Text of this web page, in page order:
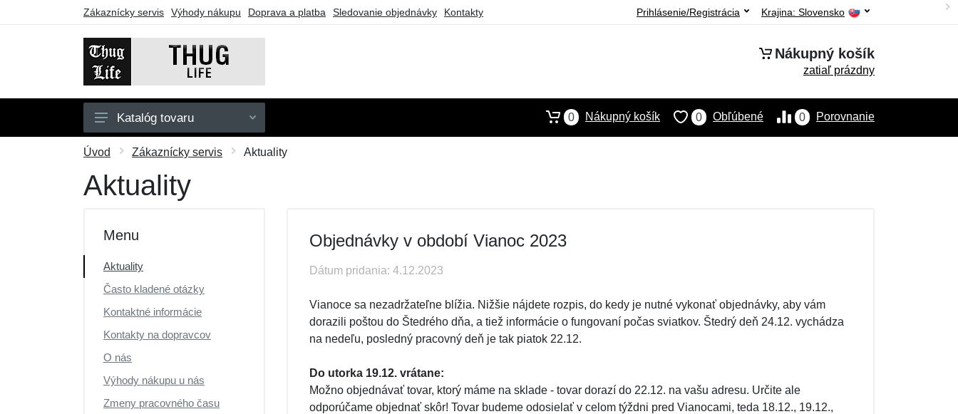
Zákaznícky servis Výhody nákupu Doprava a platba Sledovanie objednávky Kontakty Krajina: Slovensko
Prihlásenie/Registrácia
Nákupný košík
zatiaľ prázdny
Pánske
Dámske
Katalóg tovaru 0 Porovnanie
0 Obľúbené
0 Nákupný košík
Úvod Zákaznícky servis Aktuality
Aktuality
Menu
Aktuality
Často kladené otázky
Kontaktné informácie
Kontakty na dopravcov
O nás
Výhody nákupu u nás
Zmeny pracovného času
Objednávky v období Vianoc 2023
Dátum pridania: 4.12.2023
Vianoce sa nezadržateľne blížia. Nižšie nájdete rozpis, do kedy je nutné vykonať objednávky, aby vám
dorazili poštou do Štedrého dňa, a tiež informácie o fungovaní počas sviatkov. Štedrý deň 24.12. vychádza
na nedeľu, posledný pracovný deň je tak piatok 22.12.
Do utorka 19.12. vrátane:
Možno objednávať tovar, ktorý máme na sklade - tovar dorazí do 22.12. na vašu adresu. Určite ale
odporúčame objednať skôr! Tovar budeme odosielať v celom týždni pred Vianocami, teda 18.12., 19.12.,